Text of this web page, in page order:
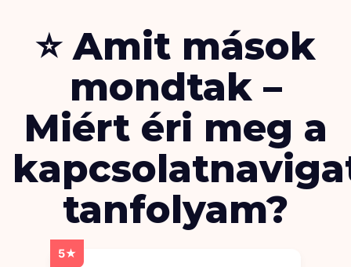
⭐ Amit mások
mondtak –
Miért éri meg a
tanfolyam?
5★